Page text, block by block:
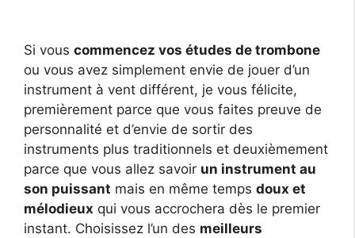
Si vous commencez vos études de trombone
ou vous avez simplement envie de jouer d’un
instrument à vent différent, je vous félicite,
premièrement parce que vous faites preuve de
personnalité et d’envie de sortir des
instruments plus traditionnels et deuxièmement
parce que vous allez savoir un instrument au
son puissant mais en même temps doux et
mélodieux qui vous accrochera dès le premier
instant. Choisissez l’un des meilleurs